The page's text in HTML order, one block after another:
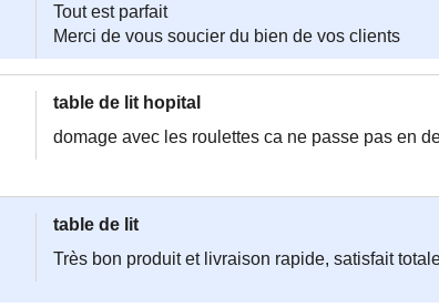
Tout est parfait
Merci de vous soucier du bien de vos clients
table de lit hopital
domage avec les roulettes ca ne passe pas en
table de lit
Très bon produit et livraison rapide, satisfait